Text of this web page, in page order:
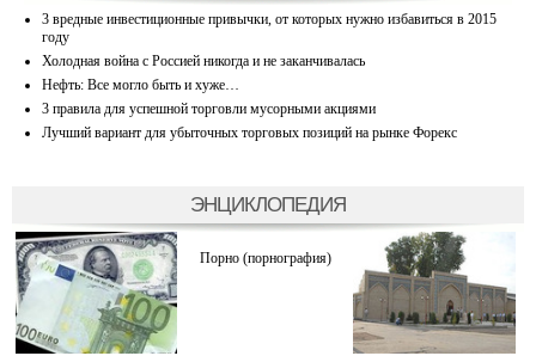
3 вредные инвестиционные привычки, от которых нужно избавиться в 2015
году
Холодная война с Россией никогда и не заканчивалась
Нефть: Все могло быть и хуже…
3 правила для успешной торговли мусорными акциями
Лучший вариант для убыточных торговых позиций на рынке Форекс
ЭНЦИКЛОПЕДИЯ
Порно (порнография)